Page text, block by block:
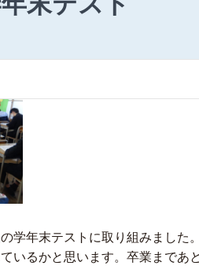
学年末テストに取り組みました
いるかと思います。卒業まであ